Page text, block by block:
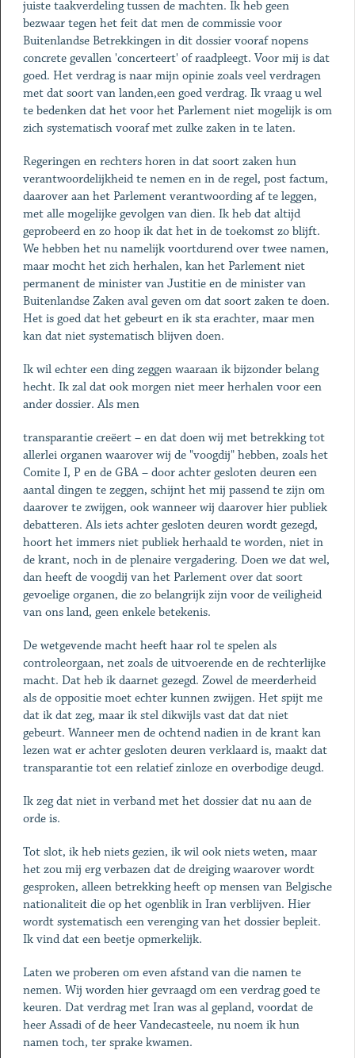
juiste taakverdeling tussen de machten. Ik heb geen
bezwaar tegen het feit dat men de commissie voor
Buitenlandse Betrekkingen in dit dossier vooraf nopens
concrete gevallen 'concerteert' of raadpleegt. Voor mij is dat
goed. Het verdrag is naar mijn opinie zoals veel verdragen
met dat soort van landen,een goed verdrag. Ik vraag u wel
te bedenken dat het voor het Parlement niet mogelijk is om
zich systematisch vooraf met zulke zaken in te laten.
Regeringen en rechters horen in dat soort zaken hun
verantwoordelijkheid te nemen en in de regel, post factum,
daarover aan het Parlement verantwoording af te leggen,
met alle mogelijke gevolgen van dien. Ik heb dat altijd
geprobeerd en zo hoop ik dat het in de toekomst zo blijft.
We hebben het nu namelijk voortdurend over twee namen,
maar mocht het zich herhalen, kan het Parlement niet
permanent de minister van Justitie en de minister van
Buitenlandse Zaken aval geven om dat soort zaken te doen.
Het is goed dat het gebeurt en ik sta erachter, maar men
kan dat niet systematisch blijven doen.
Ik wil echter een ding zeggen waaraan ik bijzonder belang
hecht. Ik zal dat ook morgen niet meer herhalen voor een
ander dossier. Als men
transparantie creëert – en dat doen wij met betrekking tot
allerlei organen waarover wij de "voogdij" hebben, zoals het
Comite I, P en de GBA – door achter gesloten deuren een
aantal dingen te zeggen, schijnt het mij passend te zijn om
daarover te zwijgen, ook wanneer wij daarover hier publiek
debatteren. Als iets achter gesloten deuren wordt gezegd,
hoort het immers niet publiek herhaald te worden, niet in
de krant, noch in de plenaire vergadering. Doen we dat wel,
dan heeft de voogdij van het Parlement over dat soort
gevoelige organen, die zo belangrijk zijn voor de veiligheid
van ons land, geen enkele betekenis.
De wetgevende macht heeft haar rol te spelen als
controleorgaan, net zoals de uitvoerende en de rechterlijke
macht. Dat heb ik daarnet gezegd. Zowel de meerderheid
als de oppositie moet echter kunnen zwijgen. Het spijt me
dat ik dat zeg, maar ik stel dikwijls vast dat dat niet
gebeurt. Wanneer men de ochtend nadien in de krant kan
lezen wat er achter gesloten deuren verklaard is, maakt dat
transparantie tot een relatief zinloze en overbodige deugd.
Ik zeg dat niet in verband met het dossier dat nu aan de
orde is.
Tot slot, ik heb niets gezien, ik wil ook niets weten, maar
het zou mij erg verbazen dat de dreiging waarover wordt
gesproken, alleen betrekking heeft op mensen van Belgische
nationaliteit die op het ogenblik in Iran verblijven. Hier
wordt systematisch een verenging van het dossier bepleit.
Ik vind dat een beetje opmerkelijk.
Laten we proberen om even afstand van die namen te
nemen. Wij worden hier gevraagd om een verdrag goed te
keuren. Dat verdrag met Iran was al gepland, voordat de
heer Assadi of de heer Vandecasteele, nu noem ik hun
namen toch, ter sprake kwamen.